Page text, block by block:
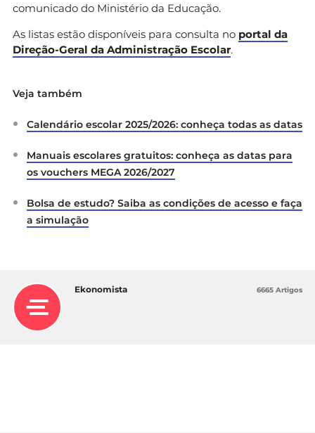
comunicado do Ministério da Educação.
As listas estão disponíveis para consulta no portal da
Direção-Geral da Administração Escolar.
Veja também
Calendário escolar 2025/2026: conheça todas as datas
Manuais escolares gratuitos: conheça as datas para
os vouchers MEGA 2026/2027
Bolsa de estudo? Saiba as condições de acesso e faça
a simulação
Ekonomista 6665 Artigos